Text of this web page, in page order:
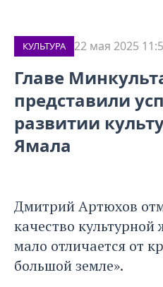
КУЛЬТУРА 22 мая 2025
Главе
представили
развитии
Ямала
Дмитрий Артюхов
качество культурной
мало отличается от
большой земле».